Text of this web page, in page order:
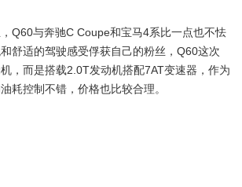
Q60与奔驰C Coupe和宝马4系比一点也不怯
舒适的驾驶感受俘获自己的粉丝，Q60这次
，而是搭载2.0T发动机搭配7AT变速器，作为
耗控制不错，价格也比较合理。